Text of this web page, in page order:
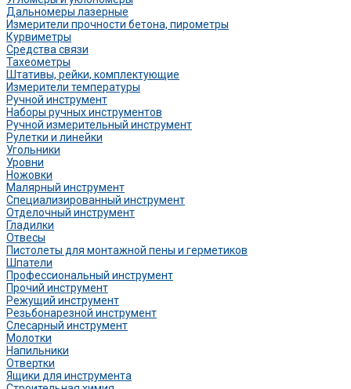
Дальномеры лазерные
Измерители прочности бетона, пирометры
Курвиметры
Средства связи
Тахеометры
Штативы, рейки, комплектующие
Измерители температуры
Ручной инструмент
Наборы ручных инструментов
Ручной измерительный инструмент
Рулетки и линейки
Угольники
Уровни
Ножовки
Малярный инструмент
Специализированный инструмент
Отделочный инструмент
Гладилки
Отвесы
Пистолеты для монтажной пены и герметиков
Шпатели
Профессиональный инструмент
Прочий инструмент
Режущий инструмент
Резьбонарезной инструмент
Слесарный инструмент
Молотки
Напильники
Отвертки
Ящики для инструмента